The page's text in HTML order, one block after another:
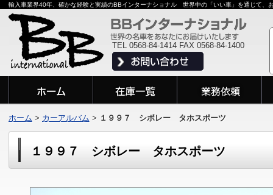
輸入車業界40年、確かな経験と実績のBBインターナショナル 世界中の「いい車」を通じて、
TEL 0568-84-1414 FAX 0568-84-1400
１９９７ シボレー タホスポーツ
ホーム > カーアルバム > １９９７ シボレー タホスポーツ